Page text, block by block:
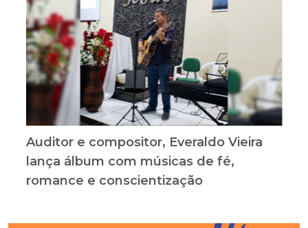
Auditor e compositor, Everaldo Vieira
lança álbum com músicas de fé,
romance e conscientização